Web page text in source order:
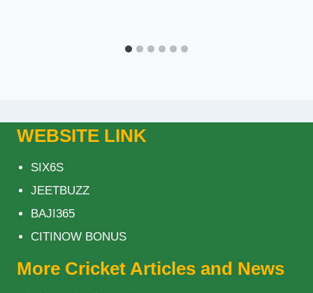
WEBSITE LINK
SIX6S
JEETBUZZ
BAJI365
CITINOW BONUS
More Cricket Articles and News